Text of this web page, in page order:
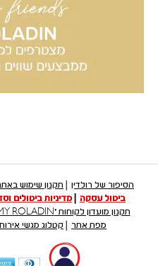
הסיפור של רולדין תקנון שימוש
ביטול עסקה
מדיניות ביטולים
תקנון מועדון לקוחות "MY ROLADIN"
מפת אתר
קטלוג מגשי אירוח